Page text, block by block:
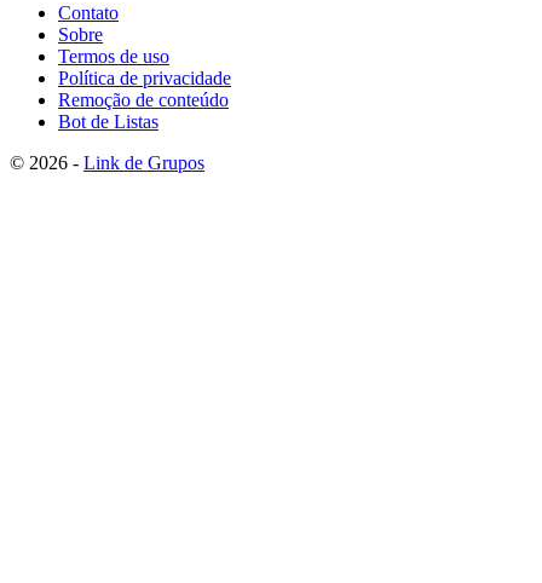
Contato
Sobre
Termos de uso
Política de privacidade
Remoção de conteúdo
Bot de Listas
© 2026 - Link de Grupos